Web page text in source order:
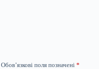
Обов’язкові поля позначені *